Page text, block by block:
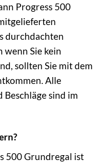
Progress 500
durchdachten
wenn Sie kein
sollten Sie mit dem
Alle
sind im
500 Grundregal ist